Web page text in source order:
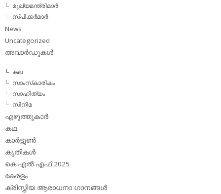
മുഖ്യമന്ത്രിമാര്‍
സ്പീക്കര്‍മാര്‍
News
Uncategorized
അവാര്‍ഡുകള്‍
കല
സാംസ്‌കാരികം
സാഹിത്യം
സിനിമ
എഴുത്തുകാര്‍
കഥ
കാര്‍ട്ടൂണ്‍
കൃതികള്‍
കെ.എല്‍.എഫ് 2025
കേരളം
ക്രിസ്തീയ ആരാധനാ ഗാനങ്ങള്‍